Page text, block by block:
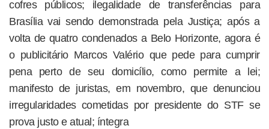
cofres públicos; ilegalidade de transferências para
Brasília vai sendo demonstrada pela Justiça; após a
volta de quatro condenados a Belo Horizonte, agora é
o publicitário Marcos Valério que pede para cumprir
pena perto de seu domicílio, como permite a lei;
manifesto de juristas, em novembro, que denunciou
irregularidades cometidas por presidente do STF se
prova justo e atual; íntegra